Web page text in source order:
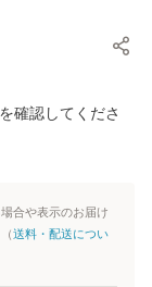
確認してくださ
合や表示のお届け
送料・配送につい